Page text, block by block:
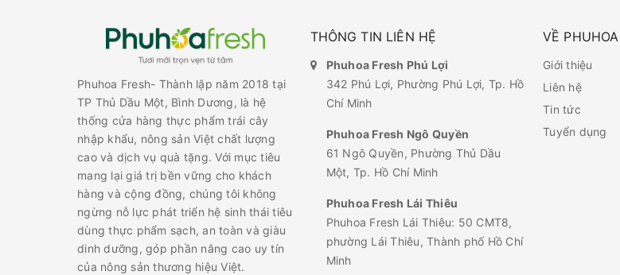
Phuhoa Fresh- Thành lập năm 2018 tại
TP Thủ Dầu Một, Bình Dương, là hệ
thống cửa hàng thực phẩm trái cây
nhập khẩu, nông sản Việt chất lượng
cao và dịch vụ quà tặng. Với mục tiêu
mang lại giá trị bền vững cho khách
hàng và cộng đồng, chúng tôi không
ngừng nỗ lực phát triển hệ sinh thái tiêu
dùng thực phẩm sạch, an toàn và giàu
dinh dưỡng, góp phần nâng cao uy tín
của nông sản thương hiệu Việt.
THÔNG TIN LIÊN HỆ
Phuhoa Fresh Phú Lợi
342 Phú Lợi, Phường Phú Lợi, Tp. Hồ
Chí Minh
Phuhoa Fresh Ngô Quyền
61 Ngô Quyền, Phường Thủ Dầu
Một, Tp. Hồ Chí Minh
Phuhoa Fresh Lái Thiêu
Phuhoa Fresh Lái Thiêu: 50 CMT8,
phường Lái Thiêu, Thành phố Hồ Chí
Minh
VỀ
Giới thiệu
Liên hệ
Tin tức
Tuyển dụng